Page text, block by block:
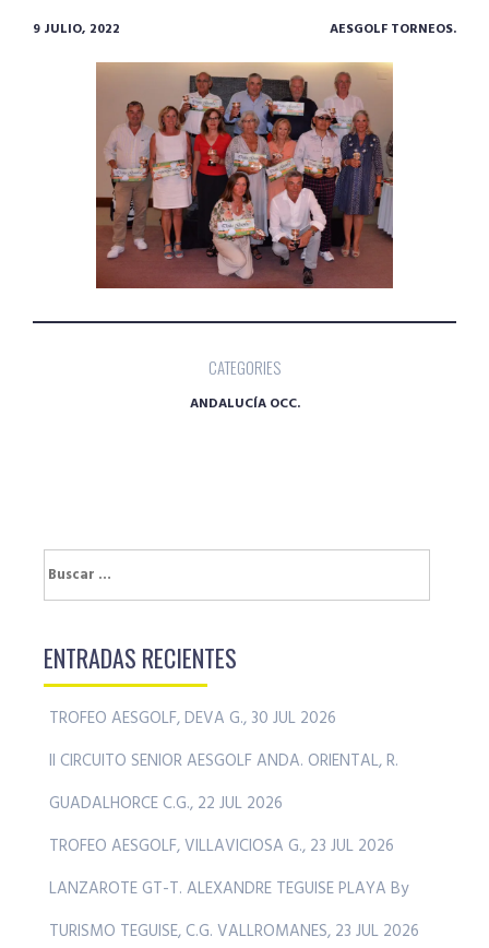
9 JULIO, 2022 AESGOLF TORNEOS.
CATEGORIES
ANDALUCÍA OCC.
Buscar:
ENTRADAS RECIENTES
TROFEO AESGOLF, DEVA G., 30 JUL 2026
II CIRCUITO SENIOR AESGOLF ANDA. ORIENTAL, R.
GUADALHORCE C.G., 22 JUL 2026
TROFEO AESGOLF, VILLAVICIOSA G., 23 JUL 2026
LANZAROTE GT-T. ALEXANDRE TEGUISE PLAYA By
TURISMO TEGUISE, C.G. VALLROMANES, 23 JUL 2026